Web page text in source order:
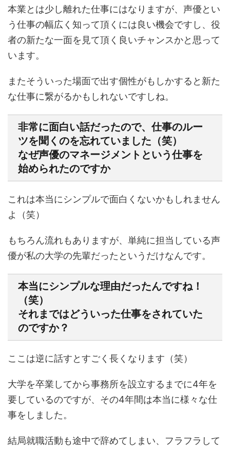
本業とは少し離れた仕事にはなりますが、声優とい
う仕事の幅広く知って頂くには良い機会ですし、役
者の新たな一面を見て頂く良いチャンスかと思って
います。
またそういった場面で出す個性がもしかすると新た
な仕事に繋がるかもしれないですしね。
非常に面白い話だったので、仕事のルー
ツを聞くのを忘れていました（笑）
なぜ声優のマネージメントという仕事を
始められたのですか
これは本当にシンプルで面白くないかもしれません
よ（笑）
もちろん流れもありますが、単純に担当している声
優が私の大学の先輩だったというだけなんです。
本当にシンプルな理由だったんですね！
（笑）
それまではどういった仕事をされていた
のですか？
ここは逆に話すとすごく長くなります（笑）
大学を卒業してから事務所を設立するまでに4年を
要しているのですが、その4年間は本当に様々な仕
事をしました。
結局就職活動も途中で辞めてしまい、フラフラして